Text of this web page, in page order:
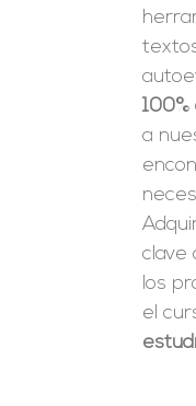
100%
a
clave
los
el